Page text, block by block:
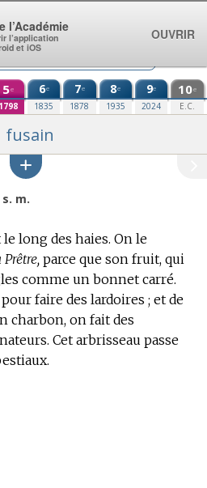
5e
1798
6e
1835
7e
1878
8e
1935
9e
2024
10e
E.C.
fusain
s. m.
long des haies. On le
parce que son fruit, qui
comme un bonnet carré.
faire des lardoires ; et de
charbon, on fait des
Cet arbrisseau passe
l’Académie
l’application
et iOS
OUVRIR